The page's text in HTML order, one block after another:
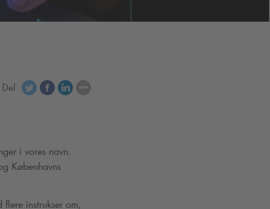
Del
i vores navn.
Københavns
instrukser om,